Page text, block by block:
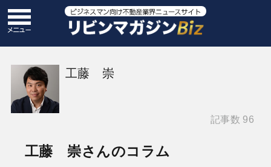
工藤 崇
記事数 96
工藤 崇さんのコラム